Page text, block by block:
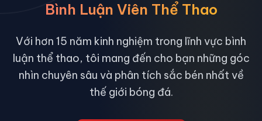
Bình Luận Viên Thể Thao
Với hơn 15 năm kinh nghiệm trong lĩnh vực bình
luận thể thao, tôi mang đến cho bạn những góc
nhìn chuyên sâu và phân tích sắc bén nhất về
thế giới bóng đá.